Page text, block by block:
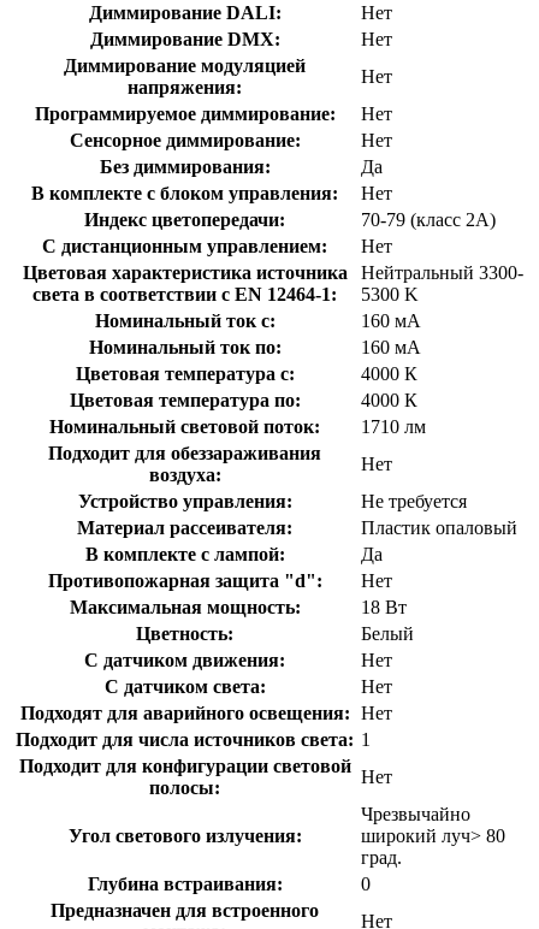
Диммирование DALI:
Нет
Диммирование DMX:
Нет
Диммирование модуляцией
напряжения:
Нет
Программируемое диммирование:
Нет
Сенсорное диммирование:
Нет
Без диммирования:
Да
В комплекте с блоком управления:
Нет
Индекс цветопередачи:
70-79 (класс 2А)
С дистанционным управлением:
Нет
Цветовая характеристика источника
света в соответствии с EN 12464-1:
Нейтральный 3300-
5300 K
Номинальный ток с:
160 мА
Номинальный ток по:
160 мА
Цветовая температура с:
4000 К
Цветовая температура по:
4000 К
Номинальный световой поток:
1710 лм
Подходит для обеззараживания
воздуха:
Нет
Устройство управления:
Не требуется
Материал рассеивателя:
Пластик опаловый
В комплекте с лампой:
Да
Противопожарная защита "d":
Нет
Максимальная мощность:
18 Вт
Цветность:
Белый
С датчиком движения:
Нет
С датчиком света:
Нет
Подходят для аварийного освещения: Нет
Подходит для числа источников света: 1
Подходит для конфигурации световой
полосы:
Нет
Угол светового излучения:
Чрезвычайно
широкий луч> 80
град.
Глубина встраивания:
0
Предназначен для встроенного
Нет